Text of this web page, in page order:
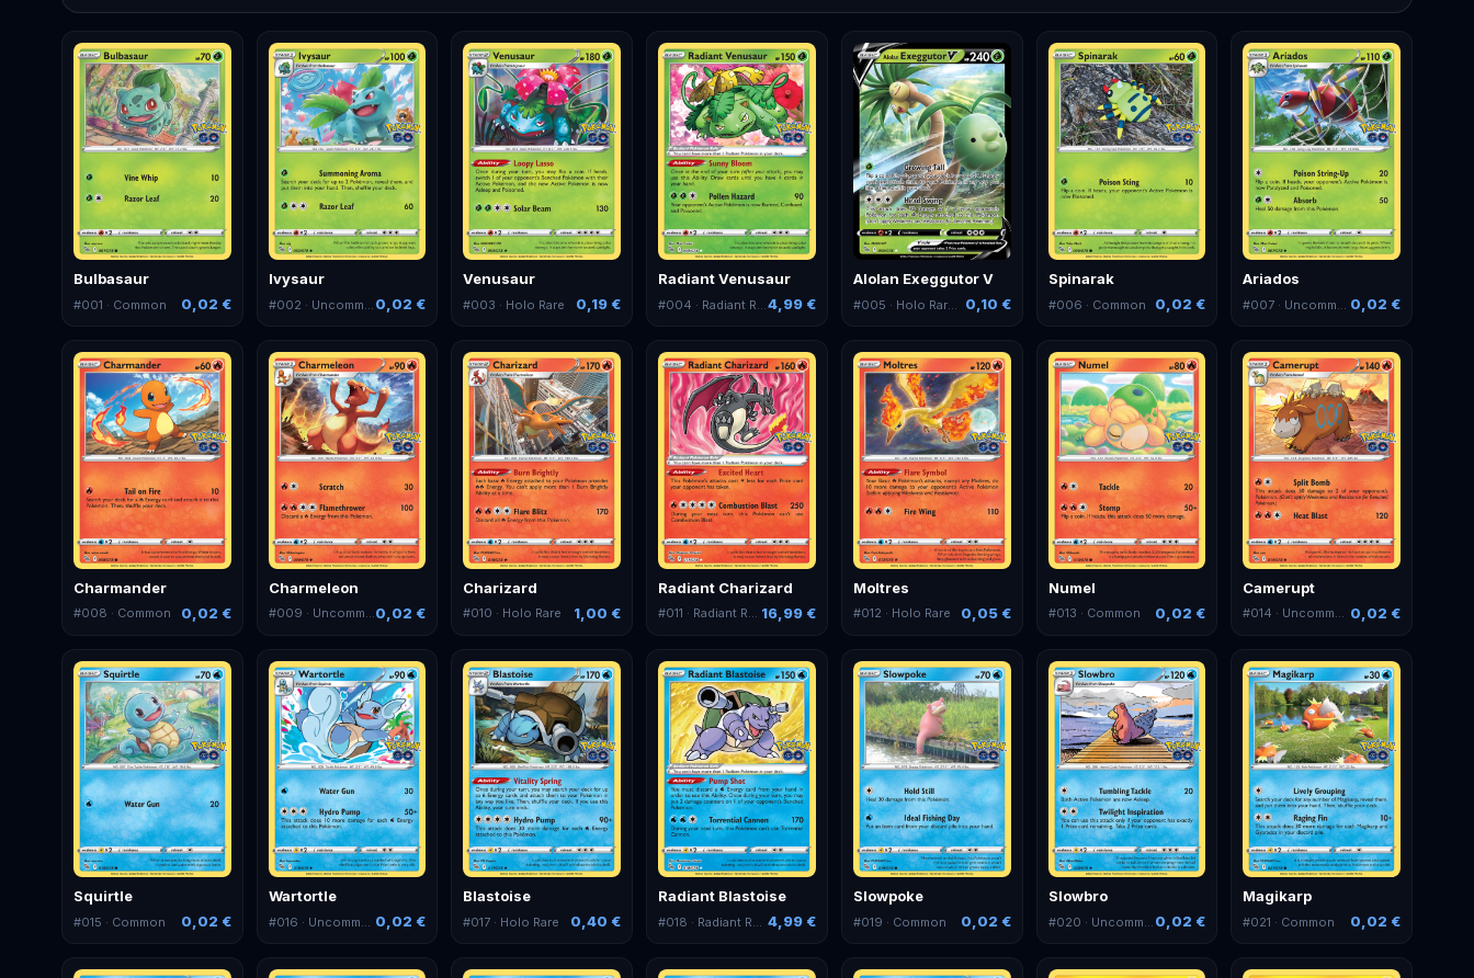
Bulbasaur
#001 · Common 0,02 €
Ivysaur
#002 · Uncommon 0,02 €
Venusaur
#003 · Holo Rare 0,19 €
Radiant Venusaur
#004 · Radiant Rare 4,99 €
Alolan Exeggutor V
#005 · Holo Rare V 0,10 €
Spinarak
#006 · Common 0,02 €
Ariados
#007 · Uncommon 0,02 €
Charmander
#008 · Common 0,02 €
Charmeleon
#009 · Uncommon 0,02 €
Charizard
#010 · Holo Rare 1,00 €
Radiant Charizard
#011 · Radiant Rare 16,99 €
Moltres
#012 · Holo Rare 0,05 €
Numel
#013 · Common 0,02 €
Camerupt
#014 · Uncommon 0,02 €
Squirtle
#015 · Common 0,02 €
Wartortle
#016 · Uncommon 0,02 €
Blastoise
#017 · Holo Rare 0,40 €
Radiant Blastoise
#018 · Radiant Rare 4,99 €
Slowpoke
#019 · Common 0,02 €
Slowbro
#020 · Uncommon 0,02 €
Magikarp
#021 · Common 0,02 €